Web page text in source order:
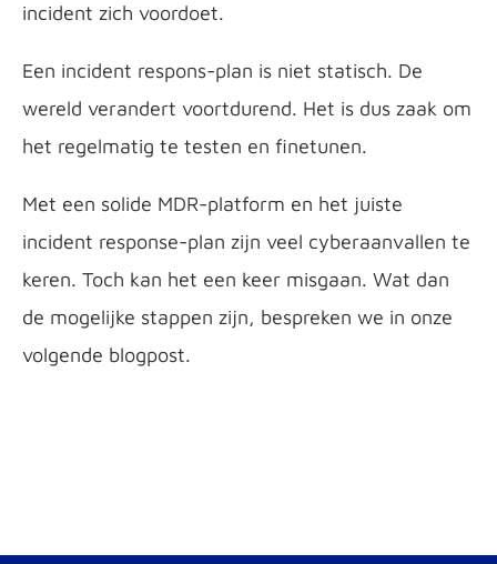
incident zich voordoet.
Een incident respons-plan is niet statisch. De
wereld verandert voortdurend. Het is dus zaak om
het regelmatig te testen en finetunen.
Met een solide MDR-platform en het juiste
incident response-plan zijn veel cyberaanvallen te
keren. Toch kan het een keer misgaan. Wat dan
de mogelijke stappen zijn, bespreken we in onze
volgende blogpost.